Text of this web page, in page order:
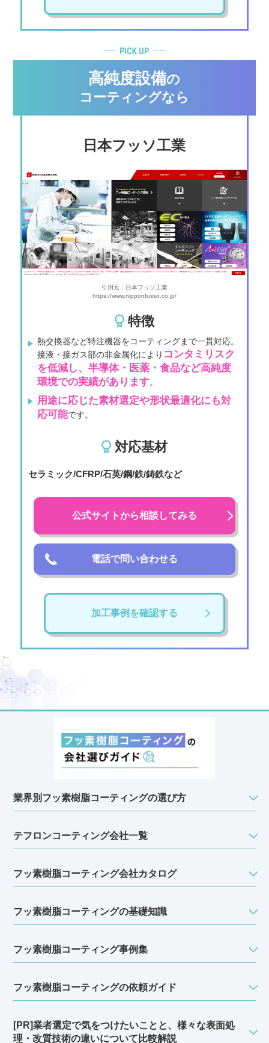
高純度設備の
コーティングなら
日本フッソ工業
引用元：日本フッソ工業
https://www.nipponfusso.co.jp/
特徴
熱交換器など特注機器をコーティングまで一貫対応。
接液・接ガス部の非金属化により コンタミリスク
を低減し、半導体・医薬・食品など高純度
環境での実績があります。
用途に応じた素材選定や形状最適化にも対
応可能です。
対応基材
セラミック/CFRP/石英/鋼/鉄/鋳鉄など
公式サイトから相談してみる
電話で問い合わせる
加工事例を確認する
業界別フッ素樹脂コーティングの選び方
テフロンコーティング会社一覧
フッ素樹脂コーティング会社カタログ
フッ素樹脂コーティングの基礎知識
フッ素樹脂コーティング事例集
フッ素樹脂コーティングの依頼ガイド
[PR]業者選定で気をつけたいことと、様々な表面処
理・改質技術の違いについて比較解説